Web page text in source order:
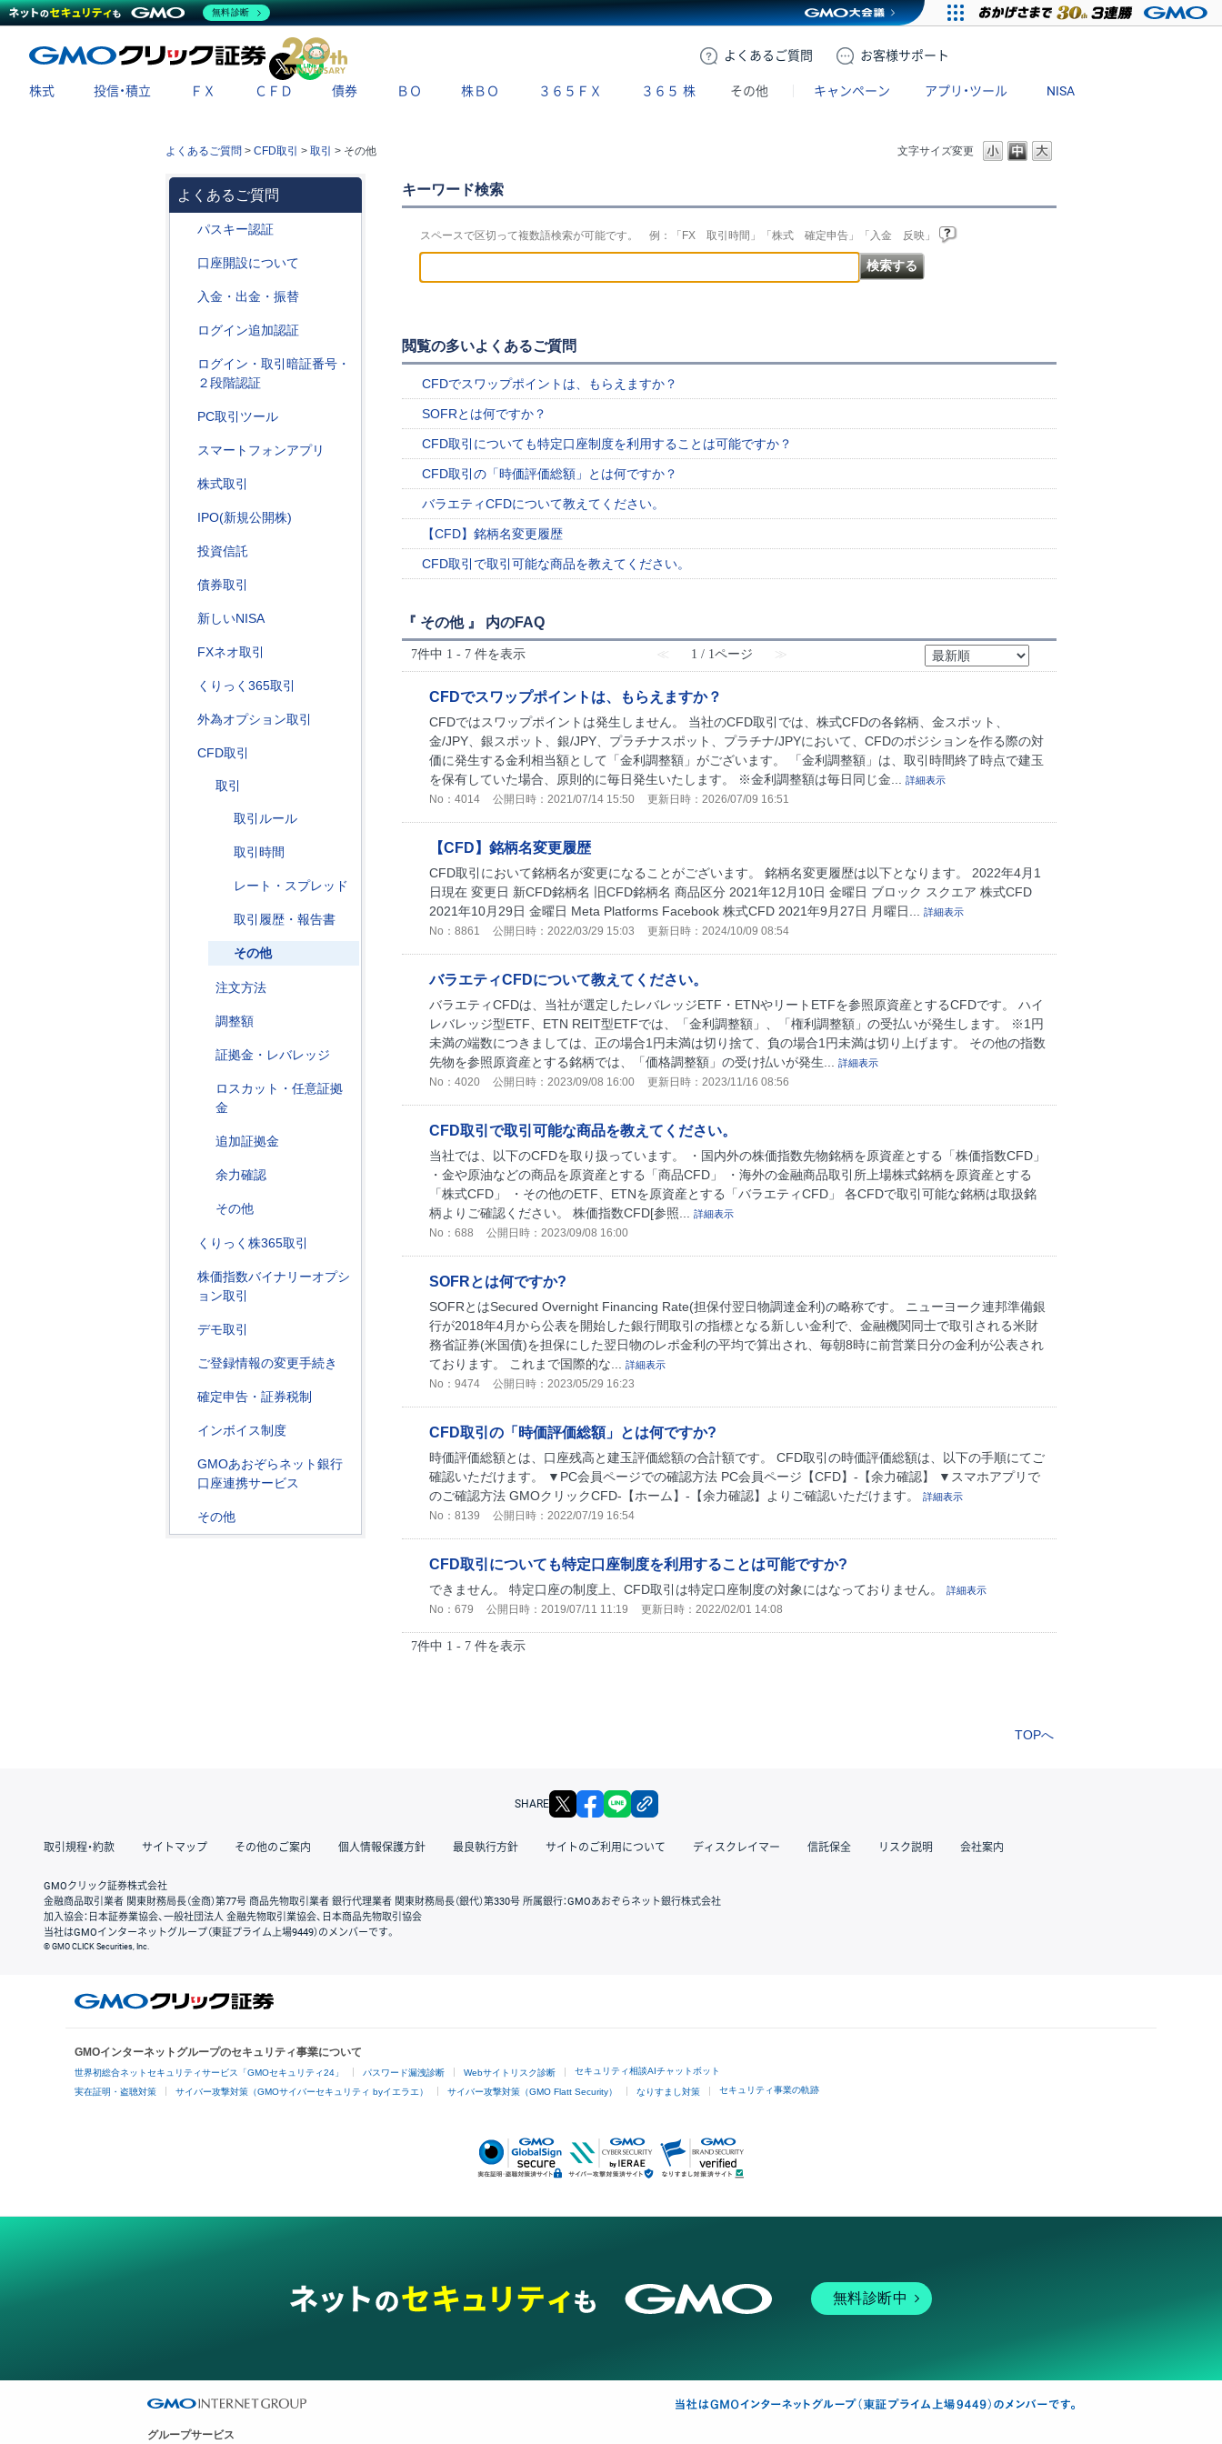
よくある ご質問 お客様サポート
X
株式 投信・積立 ＦＸ ＣＦＤ 債券 ＢＯ 株ＢＯ ３６５ＦＸ ３６５ 株 その他 キャンペーン アプリ・ツール NISA
文字サイズ変更
よくあるご質問 > CFD取引 > 取引 > その他
よくあるご質問
パスキー認証
口座開設について
入金・出金・振替
ログイン追加認証
ログイン・取引暗証番号・
２段階認証
PC取引ツール
スマートフォンアプリ
株式取引
IPO(新規公開株)
投資信託
債券取引
新しいNISA
FXネオ取引
くりっく365取引
外為オプション取引
CFD取引
取引
取引ルール
取引時間
レート・スプレッド
取引履歴・報告書
その他
注文方法
調整額
証拠金・レバレッジ
ロスカット・任意証拠
金
追加証拠金
余力確認
その他
くりっく株365取引
株価指数バイナリーオプシ
ョン取引
デモ取引
ご登録情報の変更手続き
確定申告・証券税制
インボイス制度
GMOあおぞらネット銀行
口座連携サービス
その他
キーワード検索
スペースで区切って複数語検索が可能です。 例：「FX 取引時間」「株式 確定申告」「入金 反映」
閲覧の多いよくあるご質問
CFDでスワップポイントは、もらえますか？
SOFRとは何ですか？
CFD取引についても特定口座制度を利用することは可能ですか？
CFD取引の「時価評価総額」とは何ですか？
バラエティCFDについて教えてください。
【CFD】銘柄名変更履歴
CFD取引で取引可能な商品を教えてください。
『 その他 』 内のFAQ
7件中 1 - 7 件を表示 ≪ 1 / 1ページ ≫
CFDでスワップポイントは、もらえますか？
CFDではスワップポイントは発生しません。 当社のCFD取引では、株式CFDの各銘柄、金スポット、
金/JPY、銀スポット、銀/JPY、プラチナスポット、プラチナ/JPYにおいて、CFDのポジションを作る際の対
価に発生する金利相当額として「金利調整額」がございます。 「金利調整額」は、取引時間終了時点で建玉
を保有していた場合、原則的に毎日発生いたします。 ※金利調整額は毎日同じ金...
詳細表示
No：4014 公開日時：2021/07/14 15:50 更新日時：2026/07/09 16:51
【CFD】銘柄名変更履歴
CFD取引において銘柄名が変更になることがございます。 銘柄名変更履歴は以下となります。 2022年4月1
日現在 変更日 新CFD銘柄名 旧CFD銘柄名 商品区分 2021年12月10日 金曜日 ブロック スクエア 株式CFD
2021年10月29日 金曜日 Meta Platforms Facebook 株式CFD 2021年9月27日 月曜日...
詳細表示
No：8861 公開日時：2022/03/29 15:03 更新日時：2024/10/09 08:54
バラエティCFDについて教えてください。
バラエティCFDは、当社が選定したレバレッジETF・ETNやリートETFを参照原資産とするCFDです。 ハイ
レバレッジ型ETF、ETN REIT型ETFでは、「金利調整額」、「権利調整額」の受払いが発生します。 ※1円
未満の端数につきましては、正の場合1円未満は切り捨て、負の場合1円未満は切り上げます。 その他の指数
先物を参照原資産とする銘柄では、「価格調整額」の受け払いが発生...
詳細表示
No：4020 公開日時：2023/09/08 16:00 更新日時：2023/11/16 08:56
CFD取引で取引可能な商品を教えてください。
当社では、以下のCFDを取り扱っています。 ・国内外の株価指数先物銘柄を原資産とする「株価指数CFD」
・金や原油などの商品を原資産とする「商品CFD」 ・海外の金融商品取引所上場株式銘柄を原資産とする
「株式CFD」 ・その他のETF、ETNを原資産とする「バラエティCFD」 各CFDで取引可能な銘柄は取扱銘
柄よりご確認ください。 株価指数CFD[参照...
詳細表示
No：688 公開日時：2023/09/08 16:00
SOFRとは何ですか?
SOFRとはSecured Overnight Financing Rate(担保付翌日物調達金利)の略称です。 ニューヨーク連邦準備銀
行が2018年4月から公表を開始した銀行間取引の指標となる新しい金利で、金融機関同士で取引される米財
務省証券(米国債)を担保にした翌日物のレポ金利の平均で算出され、毎朝8時に前営業日分の金利が公表され
ております。 これまで国際的な...
詳細表示
No：9474 公開日時：2023/05/29 16:23
CFD取引の「時価評価総額」とは何ですか?
時価評価総額とは、口座残高と建玉評価総額の合計額です。 CFD取引の時価評価総額は、以下の手順にてご
確認いただけます。 ▼PC会員ページでの確認方法 PC会員ページ【CFD】-【余力確認】 ▼スマホアプリで
のご確認方法 GMOクリックCFD-【ホーム】-【余力確認】よりご確認いただけます。
詳細表示
No：8139 公開日時：2022/07/19 16:54
CFD取引についても特定口座制度を利用することは可能ですか?
できません。 特定口座の制度上、CFD取引は特定口座制度の対象にはなっておりません。 詳細表示
No：679 公開日時：2019/07/11 11:19 更新日時：2022/02/01 14:08
7件中 1 - 7 件を表示
TOPへ
SHARE X facebook
取引規程・約款 サイトマップ その他のご案内 個人情報保護方針 最良執行方針 サイトのご利用について ディスクレイマー 信託保全 リスク説明 会社案内
GMOクリック証券株式会社
金融商品取引業者 関東財務局長（金商）第77号 商品先物取引業者 銀行代理業者 関東財務局長（銀代）第330号 所属銀行：GMOあおぞらネット銀行株式会社
加入協会：日本証券業協会、一般社団法人 金融先物取引業協会、日本商品先物取引協会
当社はGMOインターネットグループ（東証プライム上場9449）のメンバーです。
© GMO CLICK Securities, Inc.
GMOインターネットグループのセキュリティ事業について
世界初総合ネットセキュリティサービス「GMOセキュリティ24」 パスワード漏洩診断 Webサイトリスク診断 セキュリティ相談AIチャットボット
実在証明・盗聴対策 サイバー攻撃対策（GMOサイバーセキュリティ byイエラエ） サイバー攻撃対策（GMO Flatt Security） なりすまし対策 セキュリティ事業の軌跡
無料診断中
グループサービス
無料診断